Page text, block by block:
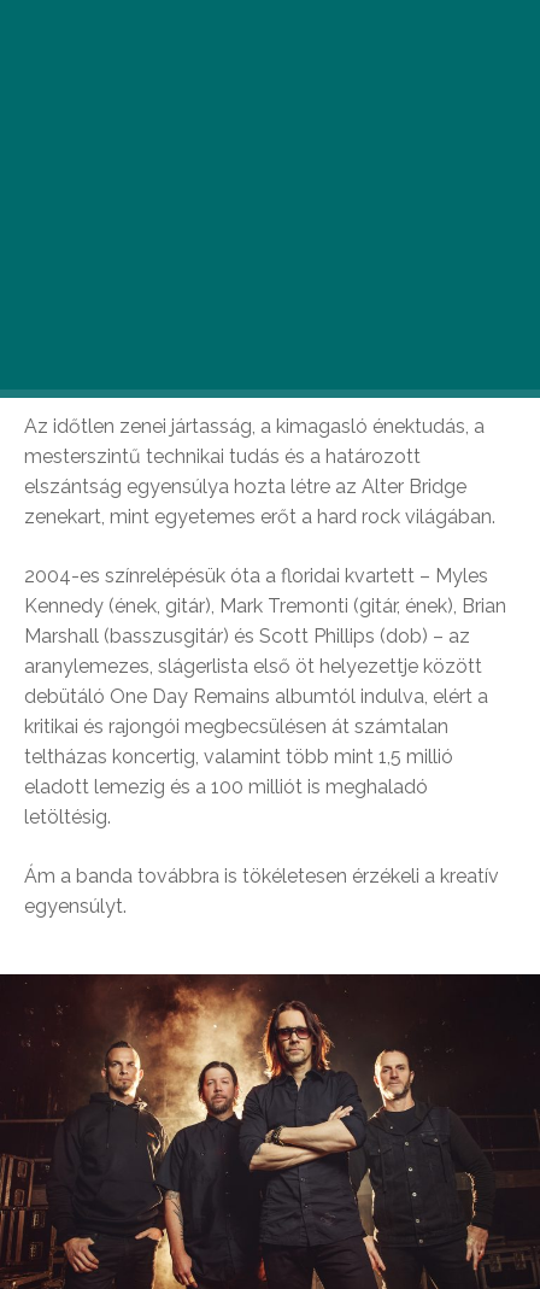
Az időtlen zenei jártasság, a kimagasló énektudás, a
mesterszintű technikai tudás és a határozott
elszántság egyensúlya hozta létre az Alter Bridge
zenekart, mint egyetemes erőt a hard rock világában.
2004-es színrelépésük óta a floridai kvartett – Myles
Kennedy (ének, gitár), Mark Tremonti (gitár, ének), Brian
Marshall (basszusgitár) és Scott Phillips (dob) – az
aranylemezes, slágerlista első öt helyezettje között
debütáló One Day Remains albumtól indulva, elért a
kritikai és rajongói megbecsülésen át számtalan
teltházas koncertig, valamint több mint 1,5 millió
eladott lemezig és a 100 milliót is meghaladó
letöltésig.
Ám a banda továbbra is tökéletesen érzékeli a kreatív
egyensúlyt.